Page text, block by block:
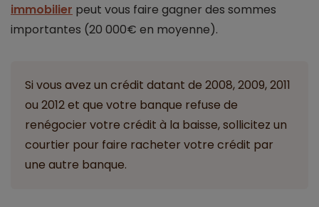
immobilier peut vous faire gagner des sommes
importantes (20 000€ en moyenne).
Si vous avez un crédit datant de 2008, 2009, 2011
ou 2012 et que votre banque refuse de
renégocier votre crédit à la baisse, sollicitez un
courtier pour faire racheter votre crédit par
une autre banque.